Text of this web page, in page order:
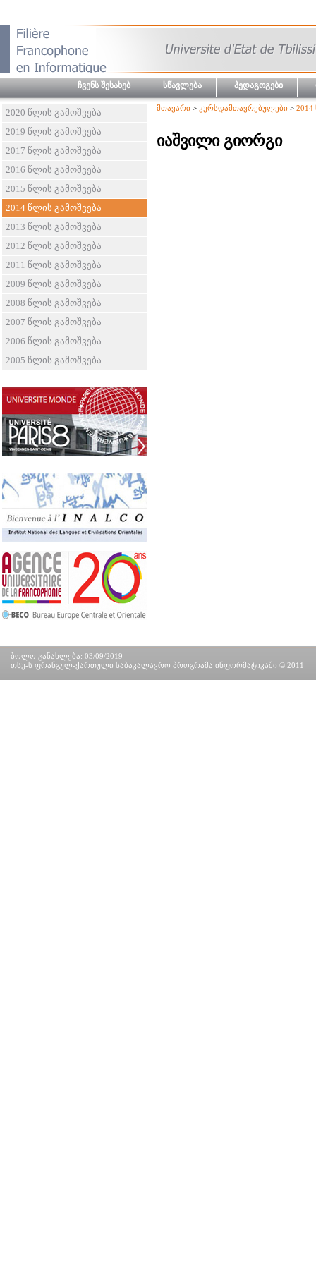
ჩვენს შესახებ სწავლება პედაგოგები
2020 წლის გამოშვება
2019 წლის გამოშვება
2017 წლის გამოშვება
2016 წლის გამოშვება
2015 წლის გამოშვება
2014 წლის გამოშვება
2013 წლის გამოშვება
2012 წლის გამოშვება
2011 წლის გამოშვება
2009 წლის გამოშვება
2008 წლის გამოშვება
2007 წლის გამოშვება
2006 წლის გამოშვება
2005 წლის გამოშვება
მთავარი > კურსდამთავრებულები >
იაშვილი გიორგი
ბოლო განახლება: 03/09/2019
თსუ-ს ფრანგულ-ქართული საბაკალავრო პროგრამა ინფორმატიკაში © 2011